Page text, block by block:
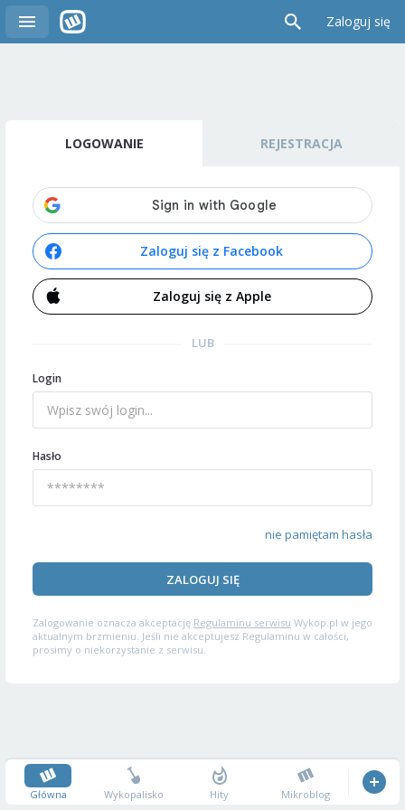
Zaloguj się
LOGOWANIE REJESTRACJA
Zaloguj się z Facebook
Zaloguj się z Apple
LUB
Login
Hasło
nie pamiętam hasła
ZALOGUJ SIĘ
Zalogowanie oznacza akceptację Regulaminu serwisu Wykop.pl w jego
aktualnym brzmieniu. Jeśli nie akceptujesz Regulaminu w całości,
prosimy o niekorzystanie z serwisu.
Główna Wykopalisko Hity Mikroblog